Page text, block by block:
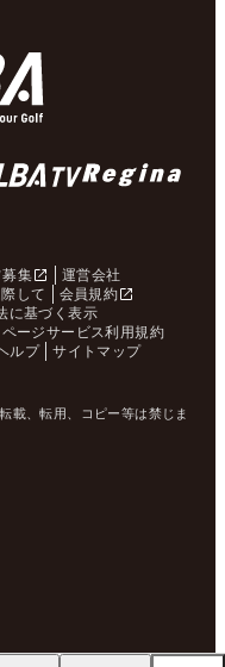
募集
運営会社
して
会員規約
に基づく表示
ページサービス利用規約
ルプ サイトマップ
載、転用、コピー等は禁じま